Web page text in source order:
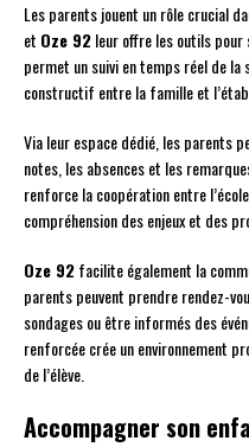
Les parents jouent un rôle crucial
et Oze 92leur offre les outils
permet un suivi en temps réel de
constructif entre la famille et
Via leur espace dédié, les parents
notes, les absences et les
renforce la coopération entre
compréhension des enjeux et des
Oze 92facilite également la
parents peuvent prendre rendez-
sondages ou être informés des
renforcée crée un environnement
de l’élève.
Accompagner son